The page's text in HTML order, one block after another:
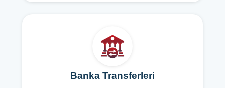
Banka Transferleri